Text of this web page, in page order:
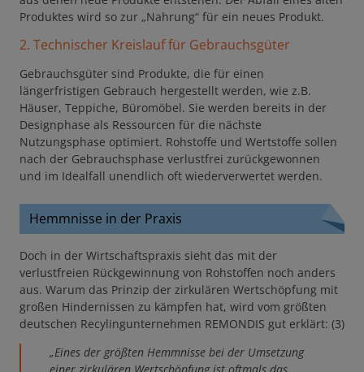
Produktes wird so zur „Nahrung“ für ein neues Produkt.
2. Technischer Kreislauffür Gebrauchsgüter
Gebrauchsgüter sind Produkte, die für einen
längerfristigen Gebrauch hergestellt werden, wie z.B.
Häuser, Teppiche, Büromöbel. Sie werden bereits in der
Designphase als Ressourcen für die nächste
Nutzungsphase optimiert. Rohstoffe und Wertstoffe sollen
nach der Gebrauchsphase verlustfrei zurückgewonnen
und im Idealfall unendlich oft wiederverwertet werden.
Hemmnisse in der Praxis
Doch in der Wirtschaftspraxis sieht das mit der
verlustfreien Rückgewinnung von Rohstoffen noch anders
aus. Warum das Prinzip der zirkulären Wertschöpfung mit
großen Hindernissen zu kämpfen hat, wird vom größten
deutschen Recylingunternehmen REMONDIS gut erklärt: (3)
„Eines der größten Hemmnisse bei der Umsetzung